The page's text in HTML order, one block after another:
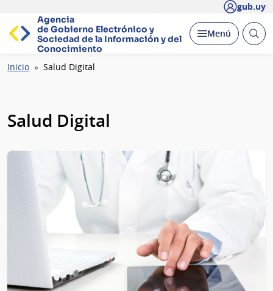
gub.uy
Agencia
de Gobierno Electrónico y
Sociedad de la Información y del
Conocimiento
Desplegar
Menú Abrir
Ruta
Inicio Salud Digital
Salud Digital